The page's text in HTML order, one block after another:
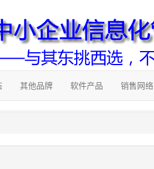
其他品牌 软件产品 销售网络